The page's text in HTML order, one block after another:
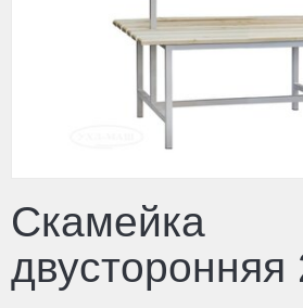
Скамейка
двусторонняя